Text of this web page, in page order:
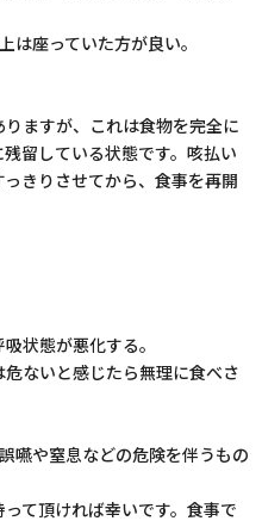
いた方が良い。
ますが、これは食物を完全に
留している状態です。咳払い
きりさせてから、食事を再開
状態が悪化する。
ないと感じたら無理に食べさ
嚥や窒息などの危険を伴うもの
て頂ければ幸いです。食事で